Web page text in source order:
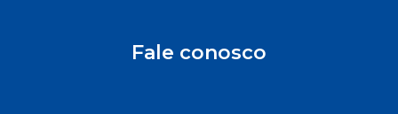
Fale conosco